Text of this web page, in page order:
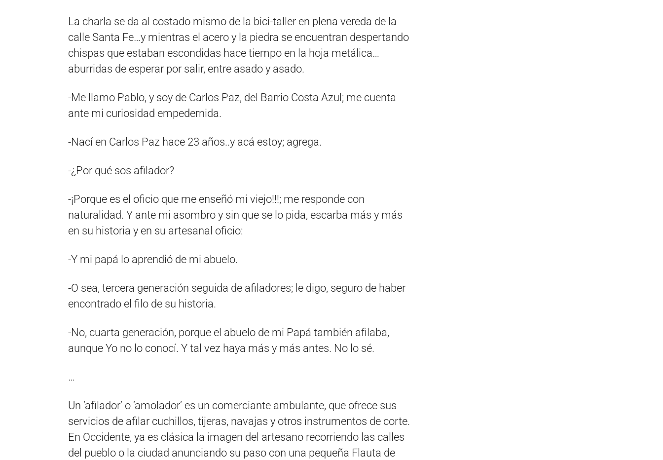
La charla se da al costado mismo de la bici-taller en plena vereda de la
calle Santa Fe…y mientras el acero y la piedra se encuentran despertando
chispas que estaban escondidas hace tiempo en la hoja metálica…
aburridas de esperar por salir, entre asado y asado.
-Me llamo Pablo, y soy de Carlos Paz, del Barrio Costa Azul; me cuenta
ante mi curiosidad empedernida.
-Nací en Carlos Paz hace 23 años..y acá estoy; agrega.
-¿Por qué sos afilador?
-¡Porque es el oficio que me enseñó mi viejo!!!; me responde con
naturalidad. Y ante mi asombro y sin que se lo pida, escarba más y más
en su historia y en su artesanal oficio:
-Y mi papá lo aprendió de mi abuelo.
-O sea, tercera generación seguida de afiladores; le digo, seguro de haber
encontrado el filo de su historia.
-No, cuarta generación, porque el abuelo de mi Papá también afilaba,
aunque Yo no lo conocí. Y tal vez haya más y más antes. No lo sé.
…
Un ‘afilador’ o ‘amolador’ es un comerciante ambulante, que ofrece sus
servicios de afilar cuchillos, tijeras, navajas y otros instrumentos de corte.
En Occidente, ya es clásica la imagen del artesano recorriendo las calles
del pueblo o la ciudad anunciando su paso con una pequeña Flauta de